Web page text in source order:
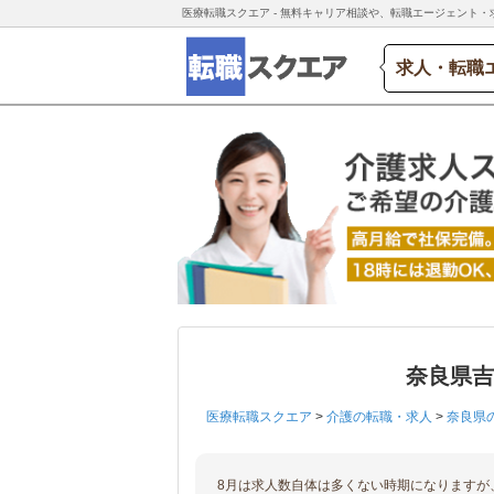
医療転職スクエア - 無料キャリア相談や、転職エージェント・
求人・転職
奈良県
医療転職スクエア > 介護の転職・求人 > 奈良県
8月は求人数自体は多くない時期になります